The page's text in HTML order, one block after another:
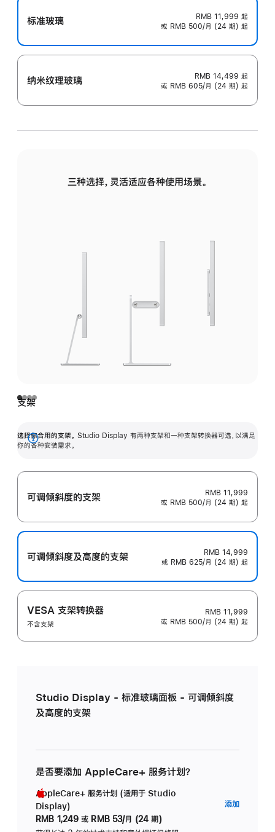
标准玻璃 RMB 11,999 起
或 RMB 500/月 (24 期) 起
纳米纹理玻璃 RMB 14,499 起
或 RMB 605/月 (24 期) 起
三种选择，灵活适应各种使用场景。
支架
选择你合用的支架。 Studio Display 有两种支架和一种支架转换器可选，以满足
你的各种安装需求。
展
可调倾斜度的支架
RMB 11,999
或 RMB 500/月 (24 期) 起
可调倾斜度及高‍度的支‍架
RMB 14,999
或 RMB 625/月 (24 期) 起
VESA 支架转换器
不含支架
RMB 11,999
或 RMB 500/月 (24 期) 起
Studio Display - 标准玻璃面板 - 可调倾斜度
及高度的支架
是否要添加 AppleCare+ 服务计划？
AppleCare+ 服务计划 (适用于 Studio
Display)
RMB 1,249 或 RMB 53/月 (24 期)
添加